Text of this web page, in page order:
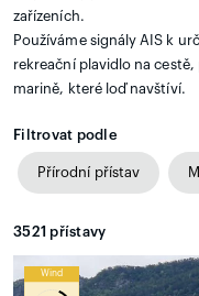
zařízeních.
Používáme signály AIS k
rekreační plavidlo na
marině, které loď navštíví.
Filtrovat podle
Přírodní přístav
3521 přístavy
Wind